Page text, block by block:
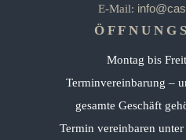
E-Mail:
Montag bis
Terminvereinbarung –
gesamte Geschäft
Termin vereinbaren